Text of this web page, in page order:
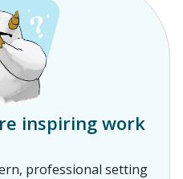
inspiring work
professional setting